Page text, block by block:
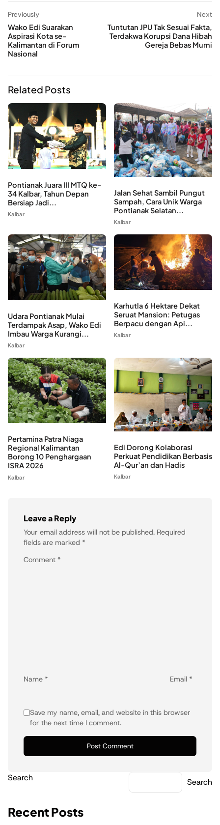
Previously
Wako Edi Suarakan
Aspirasi Kota se-
Kalimantan di Forum
Nasional
Next
Tuntutan JPU Tak Sesuai Fakta,
Terdakwa Korupsi Dana Hibah
Gereja Bebas Murni
Related Posts
Pontianak Juara III MTQ ke-
34 Kalbar, Tahun Depan
Bersiap Jadi...
Kalbar
Jalan Sehat Sambil Pungut
Sampah, Cara Unik Warga
Pontianak Selatan...
Kalbar
Udara Pontianak Mulai
Terdampak Asap, Wako Edi
Imbau Warga Kurangi...
Kalbar
Karhutla 6 Hektare Dekat
Seruat Mansion: Petugas
Berpacu dengan Api...
Kalbar
Pertamina Patra Niaga
Regional Kalimantan
Borong 10 Penghargaan
ISRA 2026
Kalbar
Edi Dorong Kolaborasi
Perkuat Pendidikan Berbasis
Al-Qur’an dan Hadis
Kalbar
Leave a Reply
Your email address will not be published. Required
fields are marked *
Comment *
Name * Email *
Save my name, email, and website in this browser
for the next time I comment.
Search Search
Recent Posts